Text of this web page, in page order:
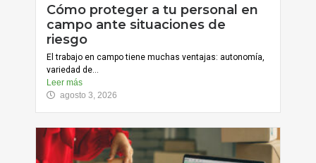
Cómo proteger a tu personal en
campo ante situaciones de
riesgo
El trabajo en campo tiene muchas ventajas: autonomía,
variedad de...
Leer más
agosto 3, 2026